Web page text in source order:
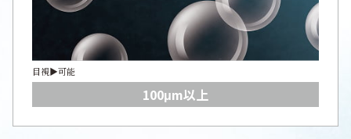
目視▶可能
100μm以上